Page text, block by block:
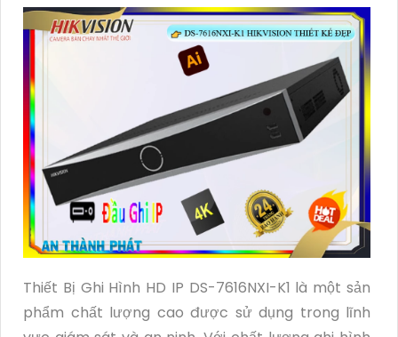
Thiết Bị Ghi Hình HD IP DS-7616NXI-K1 là một sản
phẩm chất lượng cao được sử dụng trong lĩnh